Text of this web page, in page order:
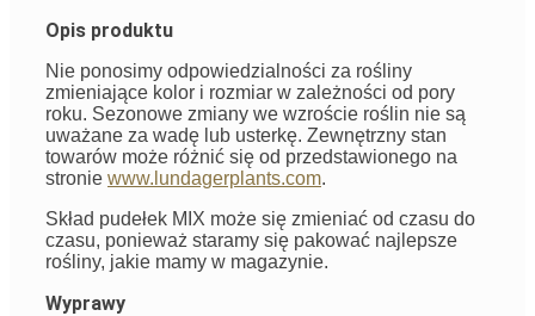
Opis produktu
Nie ponosimy odpowiedzialności za rośliny
zmieniające kolor i rozmiar w zależności od pory
roku. Sezonowe zmiany we wzroście roślin nie są
uważane za wadę lub usterkę. Zewnętrzny stan
towarów może różnić się od przedstawionego na
stronie www.lundagerplants.com.
Skład pudełek MIX może się zmieniać od czasu do
czasu, ponieważ staramy się pakować najlepsze
rośliny, jakie mamy w magazynie.
Wyprawy